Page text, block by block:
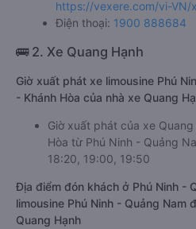
https://vexere.com/vi-VN/
Điện thoại: 1900 888684
🚌 2. Xe Quang Hạnh
Giờ xuất phát xe limousine Phú
- Khánh Hòa của nhà xe Quang
Giờ xuất phát của xe
Hòa từ Phú Ninh - Quảng
18:20, 19:00, 19:50
Địa điểm đón khách ở Phú Ninh -
limousine Phú Ninh - Quảng Nam
Quang Hạnh